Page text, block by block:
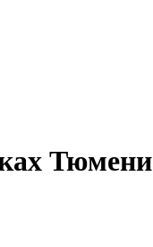
Тюмени